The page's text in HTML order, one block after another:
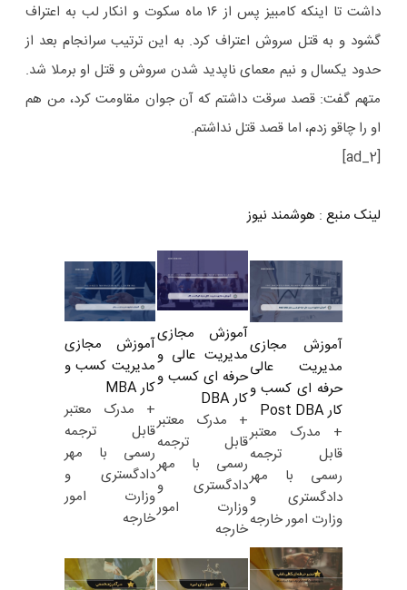
داشت تا اینکه کامبیز پس از ۱۶ ماه سکوت و انکار لب به اعتراف
گشود و به قتل سروش اعتراف کرد. به این ترتیب سرانجام بعد از
حدود یکسال و نیم معمای ناپدید شدن سروش و قتل او برملا شد.
متهم گفت: قصد سرقت داشتم که آن جوان مقاومت کرد، من هم
او را چاقو زدم، اما قصد قتل نداشتم.
[ad_2]
لینک منبع : هوشمند نیوز
آموزش مجازی
مدیریت عالی
حرفه ای کسب و
کار Post DBA
+ مدرک معتبر
قابل ترجمه
رسمی با مهر
دادگستری و
وزارت امور خارجه
آموزش مجازی
مدیریت عالی و
حرفه ای کسب و
کار DBA
+ مدرک معتبر
قابل ترجمه
رسمی با مهر
دادگستری و
وزارت امور
خارجه
آموزش مجازی
مدیریت کسب و
کار MBA
+ مدرک معتبر
قابل ترجمه
رسمی با مهر
دادگستری و
وزارت امور
خارجه